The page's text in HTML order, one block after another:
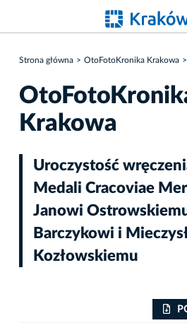
Strona główna OtoFotoKronika Krakowa
Krakowa
Uroczystość
Medali Cracoviae
Janowi
Barczykowi i
Kozłowskiemu